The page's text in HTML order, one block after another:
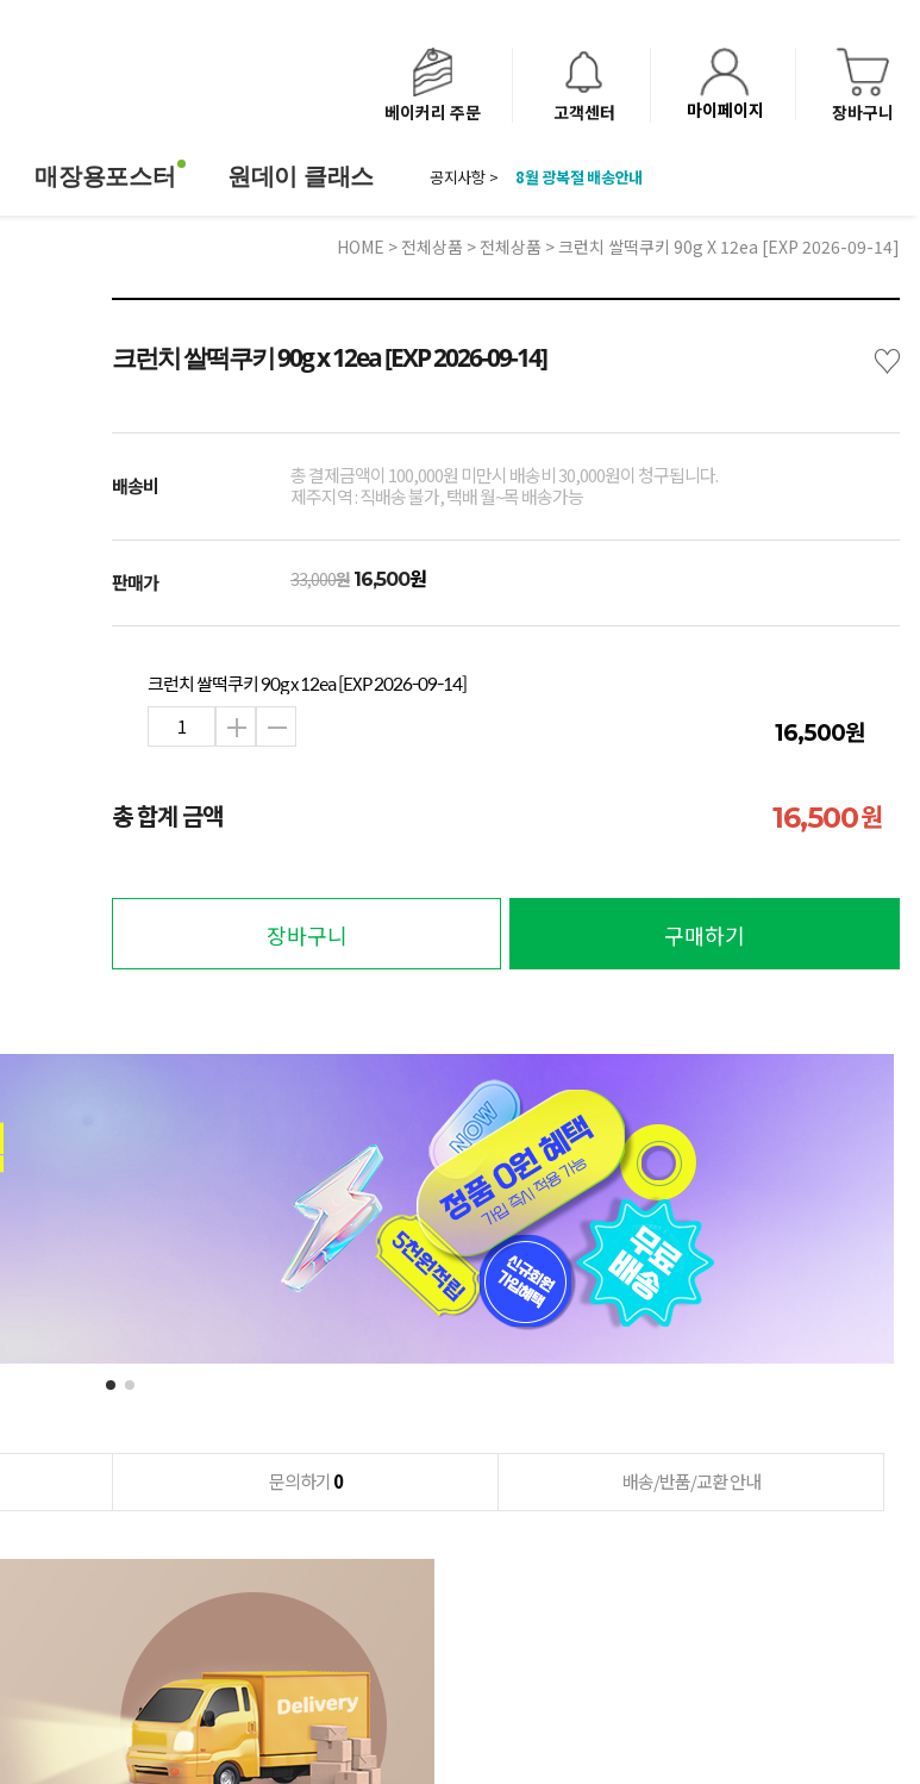
베이커리 주문 고객센터 마이페이지 장바구니
매장용포스터 원데이 클래스 공지사항 >
8월 광복절 배송안내
HOME > 전체상품 > 전체상품 > 크런치 쌀떡쿠키 90g X 12ea [EXP 2026-09-14]
크런치 쌀떡쿠키 90g x 12ea [EXP 2026-09-14] ♡
배송비
총 결제금액이 100,000원 미만시 배송비 30,000원이 청구됩니다.
제주지역 : 직배송 불가, 택배 월~목 배송가능
판매가 33,000원 16,500원
크런치 쌀떡쿠키 90g x 12ea [EXP 2026-09-14]
16,500원
총 합계 금액 16,500원
장바구니 구매하기
문의하기 0 배송/반품/교환 안내